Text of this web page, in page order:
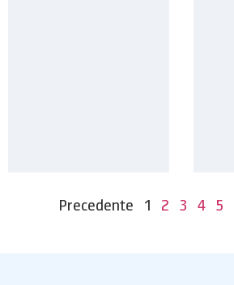
Precedente 1 2 3 4 5